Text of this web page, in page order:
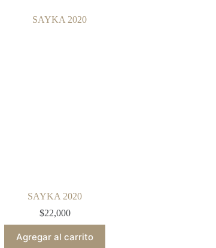
SAYKA 2020
$22,000
Agregar al carrito